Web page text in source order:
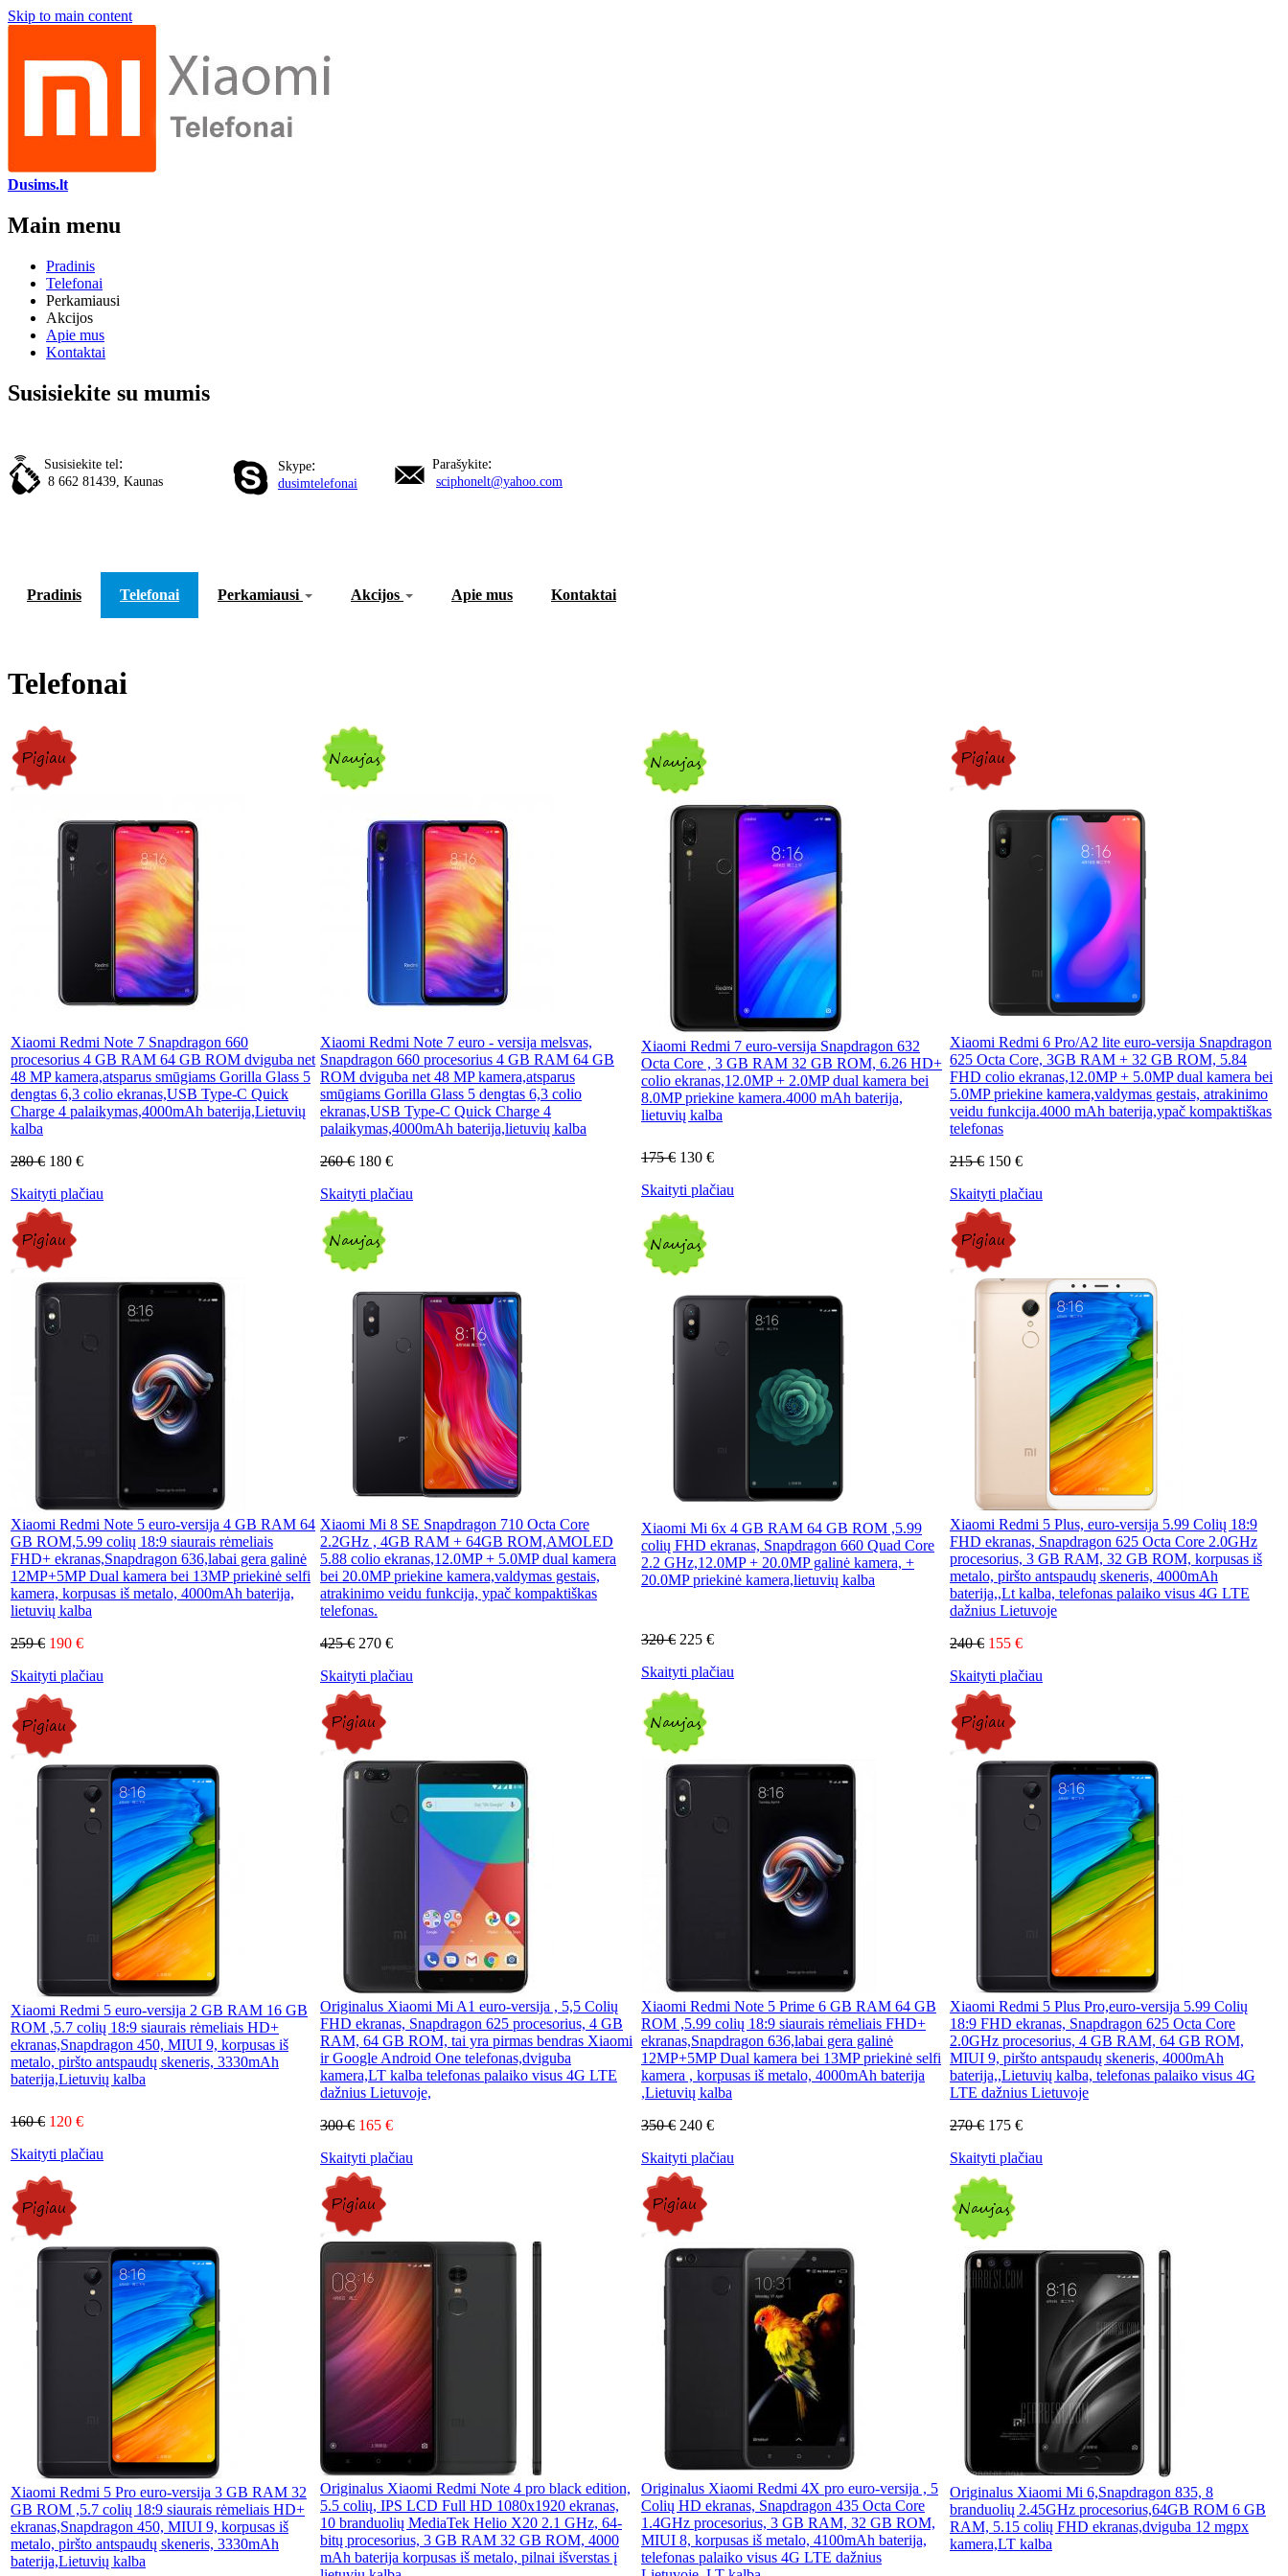
Skip to main content
Dusims.lt
Main menu
Pradinis
Telefonai
Perkamiausi
Akcijos
Apie mus
Kontaktai
Susisiekite su mumis
Susisiekite tel:
8 662 81439, Kaunas
Skype:
dusimtelefonai
Parašykite:
sciphonelt@yahoo.com
Pradinis Telefonai Perkamiausi Akcijos Apie mus Kontaktai
Telefonai
Xiaomi Redmi Note 7 Snapdragon 660
procesorius 4 GB RAM 64 GB ROM dviguba net
48 MP kamera,atsparus smūgiams Gorilla Glass 5
dengtas 6,3 colio ekranas,USB Type-C Quick
Charge 4 palaikymas,4000mAh baterija,Lietuvių
kalba
280 € 180 €
Skaityti plačiau
Xiaomi Redmi Note 7 euro - versija melsvas,
Snapdragon 660 procesorius 4 GB RAM 64 GB
ROM dviguba net 48 MP kamera,atsparus
smūgiams Gorilla Glass 5 dengtas 6,3 colio
ekranas,USB Type-C Quick Charge 4
palaikymas,4000mAh baterija,lietuvių kalba
260 € 180 €
Skaityti plačiau
Xiaomi Redmi 7 euro-versija Snapdragon 632
Octa Core , 3 GB RAM 32 GB ROM, 6.26 HD+
colio ekranas,12.0MP + 2.0MP dual kamera bei
8.0MP priekine kamera.4000 mAh baterija,
lietuvių kalba
175 € 130 €
Skaityti plačiau
Xiaomi Redmi 6 Pro/A2 lite euro-versija Snapdragon
625 Octa Core, 3GB RAM + 32 GB ROM, 5.84
FHD colio ekranas,12.0MP + 5.0MP dual kamera bei
5.0MP priekine kamera,valdymas gestais, atrakinimo
veidu funkcija.4000 mAh baterija,ypač kompaktiškas
telefonas
215 € 150 €
Skaityti plačiau
Xiaomi Redmi Note 5 euro-versija 4 GB RAM 64
GB ROM,5.99 colių 18:9 siaurais rėmeliais
FHD+ ekranas,Snapdragon 636,labai gera galinė
12MP+5MP Dual kamera bei 13MP priekinė selfi
kamera, korpusas iš metalo, 4000mAh baterija,
lietuvių kalba
259 € 190 €
Skaityti plačiau
Xiaomi Mi 8 SE Snapdragon 710 Octa Core
2.2GHz , 4GB RAM + 64GB ROM,AMOLED
5.88 colio ekranas,12.0MP + 5.0MP dual kamera
bei 20.0MP priekine kamera,valdymas gestais,
atrakinimo veidu funkcija, ypač kompaktiškas
telefonas.
425 € 270 €
Skaityti plačiau
Xiaomi Mi 6x 4 GB RAM 64 GB ROM ,5.99
colių FHD ekranas, Snapdragon 660 Quad Core
2.2 GHz,12.0MP + 20.0MP galinė kamera, +
20.0MP priekinė kamera,lietuvių kalba
320 € 225 €
Skaityti plačiau
Xiaomi Redmi 5 Plus, euro-versija 5.99 Colių 18:9
FHD ekranas, Snapdragon 625 Octa Core 2.0GHz
procesorius, 3 GB RAM, 32 GB ROM, korpusas iš
metalo, piršto antspaudų skeneris, 4000mAh
baterija,,Lt kalba, telefonas palaiko visus 4G LTE
dažnius Lietuvoje
240 € 155 €
Skaityti plačiau
Xiaomi Redmi 5 euro-versija 2 GB RAM 16 GB
ROM ,5.7 colių 18:9 siaurais rėmeliais HD+
ekranas,Snapdragon 450, MIUI 9, korpusas iš
metalo, piršto antspaudų skeneris, 3330mAh
baterija,Lietuvių kalba
160 € 120 €
Skaityti plačiau
Originalus Xiaomi Mi A1 euro-versija , 5,5 Colių
FHD ekranas, Snapdragon 625 procesorius, 4 GB
RAM, 64 GB ROM, tai yra pirmas bendras Xiaomi
ir Google Android One telefonas,dviguba
kamera,LT kalba telefonas palaiko visus 4G LTE
dažnius Lietuvoje,
300 € 165 €
Skaityti plačiau
Xiaomi Redmi Note 5 Prime 6 GB RAM 64 GB
ROM ,5.99 colių 18:9 siaurais rėmeliais FHD+
ekranas,Snapdragon 636,labai gera galinė
12MP+5MP Dual kamera bei 13MP priekinė selfi
kamera , korpusas iš metalo, 4000mAh baterija
,Lietuvių kalba
350 € 240 €
Skaityti plačiau
Xiaomi Redmi 5 Plus Pro,euro-versija 5.99 Colių
18:9 FHD ekranas, Snapdragon 625 Octa Core
2.0GHz procesorius, 4 GB RAM, 64 GB ROM,
MIUI 9, piršto antspaudų skeneris, 4000mAh
baterija,,Lietuvių kalba, telefonas palaiko visus 4G
LTE dažnius Lietuvoje
270 € 175 €
Skaityti plačiau
Xiaomi Redmi 5 Pro euro-versija 3 GB RAM 32
GB ROM ,5.7 colių 18:9 siaurais rėmeliais HD+
ekranas,Snapdragon 450, MIUI 9, korpusas iš
metalo, piršto antspaudų skeneris, 3330mAh
baterija,Lietuvių kalba
Originalus Xiaomi Redmi Note 4 pro black edition,
5.5 colių, IPS LCD Full HD 1080x1920 ekranas,
10 branduolių MediaTek Helio X20 2.1 GHz, 64-
bitų procesorius, 3 GB RAM 32 GB ROM, 4000
mAh baterija korpusas iš metalo, pilnai išverstas į
Originalus Xiaomi Redmi 4X pro euro-versija , 5
Colių HD ekranas, Snapdragon 435 Octa Core
1.4GHz procesorius, 3 GB RAM, 32 GB ROM,
MIUI 8, korpusas iš metalo, 4100mAh baterija,
telefonas palaiko visus 4G LTE dažnius
Originalus Xiaomi Mi 6,Snapdragon 835, 8
branduolių 2.45GHz procesorius,64GB ROM 6 GB
RAM, 5.15 colių FHD ekranas,dviguba 12 mgpx
kamera,LT kalba